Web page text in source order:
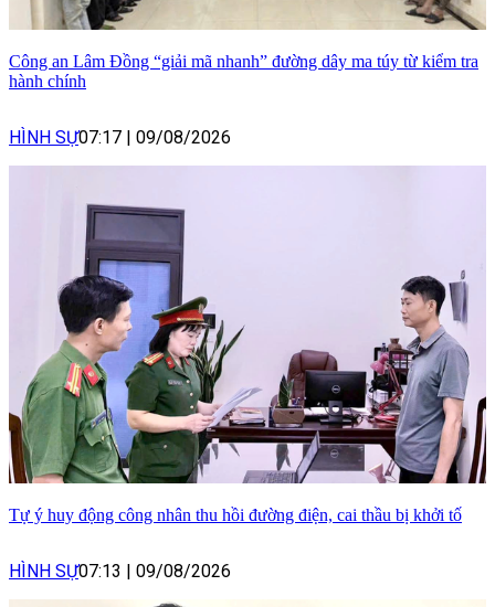
Công an Lâm Đồng “giải mã nhanh” đường dây ma túy từ kiểm tra
hành chính
HÌNH SỰ07:17 09/08/2026
Tự ý huy động công nhân thu hồi đường điện, cai thầu bị khởi tố
HÌNH SỰ07:13 09/08/2026